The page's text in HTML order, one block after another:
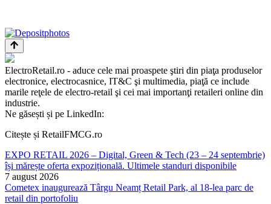
ElectroRetail.ro - aduce cele mai proaspete ştiri din piaţa produselor
electronice, electrocasnice, IT&C şi multimedia, piaţă ce include
marile reţele de electro-retail şi cei mai importanţi retaileri online din
industrie.
Ne găsești și pe LinkedIn:
Citește și RetailFMCG.ro
EXPO RETAIL 2026 – Digital, Green & Tech (23 – 24 septembrie)
își mărește oferta expozițională. Ultimele standuri disponibile
7 august 2026
Cometex inaugurează Târgu Neamț Retail Park, al 18-lea parc de
retail din portofoliu